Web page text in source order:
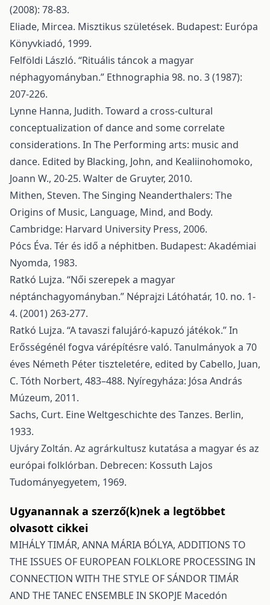
(2008): 78-83.
Eliade, Mircea. Misztikus születések. Budapest: Európa
Könyvkiadó, 1999.
Felföldi László. “Rituális táncok a magyar
néphagyományban.” Ethnographia 98. no. 3 (1987):
207-226.
Lynne Hanna, Judith. Toward a cross-cultural
conceptualization of dance and some correlate
considerations. In The Performing arts: music and
dance. Edited by Blacking, John, and Kealiinohomoko,
Joann W., 20-25. Walter de Gruyter, 2010.
Mithen, Steven. The Singing Neanderthalers: The
Origins of Music, Language, Mind, and Body.
Cambridge: Harvard University Press, 2006.
Pócs Éva. Tér és idő a néphitben. Budapest: Akadémiai
Nyomda, 1983.
Ratkó Lujza. “Női szerepek a magyar
néptánchagyományban.” Néprajzi Látóhatár, 10. no. 1-
4. (2001) 263-277.
Ratkó Lujza. “A tavaszi falujáró-kapuzó játékok.” In
Erősségénél fogva várépítésre való. Tanulmányok a 70
éves Németh Péter tiszteletére, edited by Cabello, Juan,
C. Tóth Norbert, 483–488. Nyíregyháza: Jósa András
Múzeum, 2011.
Sachs, Curt. Eine Weltgeschichte des Tanzes. Berlin,
1933.
Ujváry Zoltán. Az agrárkultusz kutatása a magyar és az
európai folklórban. Debrecen: Kossuth Lajos
Tudományegyetem, 1969.
Ugyanannak a szerző(k)nek a legtöbbet
olvasott cikkei
MIHÁLY TIMÁR, ANNA MÁRIA BÓLYA, ADDITIONS TO
THE ISSUES OF EUROPEAN FOLKLORE PROCESSING IN
CONNECTION WITH THE STYLE OF SÁNDOR TIMÁR
AND THE TANEC ENSEMBLE IN SKOPJE Macedón